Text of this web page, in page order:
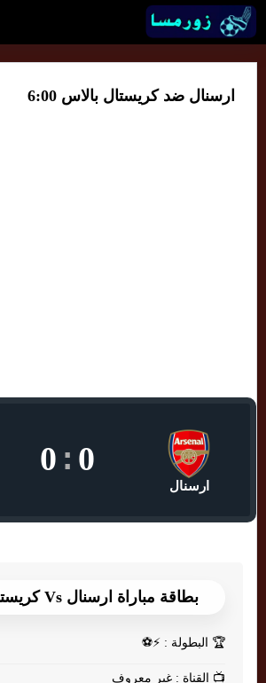
ارسنال ضد كريستال بالاس 6:00
ارسنال
0
:
0
بطاقة مباراة ارسنال Vs كريستال بالاس
🏆 البطولة : ⚡⚽
📺 القناة : غير معروف